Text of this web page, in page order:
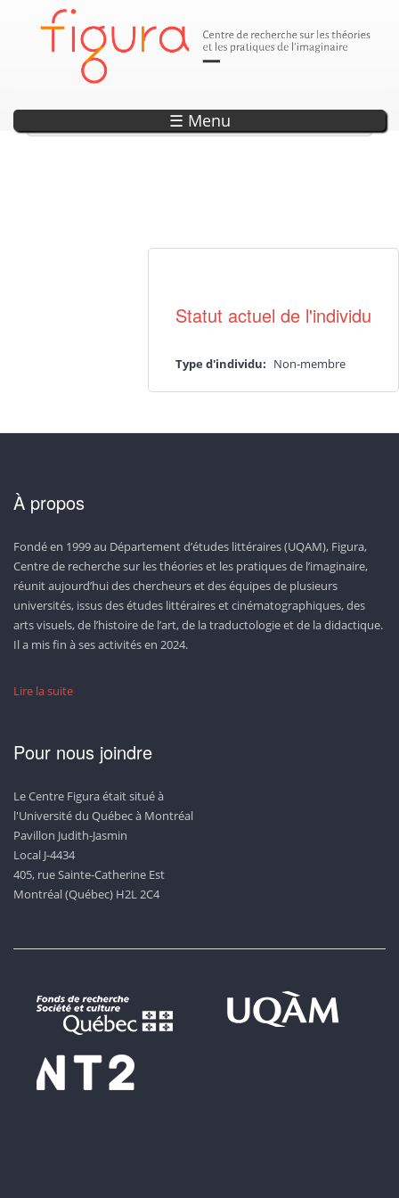
☰ Menu
Popovici, Alexandra
Statut actuel de l'individu
Type d'individu: Non-membre
À propos
Fondé en 1999 au Département d’études littéraires (UQAM), Figura,
Centre de recherche sur les théories et les pratiques de l’imaginaire,
réunit aujourd’hui des chercheurs et des équipes de plusieurs
universités, issus des études littéraires et cinématographiques, des
arts visuels, de l’histoire de l’art, de la traductologie et de la didactique.
Il a mis fin à ses activités en 2024.
Lire la suite
Pour nous joindre
Le Centre Figura était situé à
l'Université du Québec à Montréal
Pavillon Judith-Jasmin
Local J-4434
405, rue Sainte-Catherine Est
Montréal (Québec) H2L 2C4